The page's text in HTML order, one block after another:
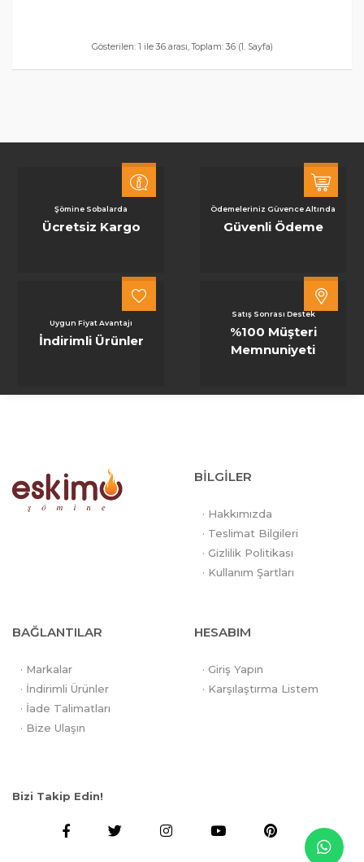
Gösterilen: 1 ile 36 arası, Toplam: 36 (1. Sayfa)
Şömine Sobalarda
Ücretsiz Kargo
Ödemeleriniz Güvence Altında
Güvenli Ödeme
Uygun Fiyat Avantajı
İndirimli Ürünler
Satış Sonrası Destek
%100 Müşteri
Memnuniyeti
BİLGİLER
· Hakkımızda
· Teslimat Bilgileri
· Gizlilik Politikası
· Kullanım Şartları
BAĞLANTILAR
· Markalar
· İndirimli Ürünler
· İade Talimatları
· Bize Ulaşın
HESABIM
· Giriş Yapın
· Karşılaştırma Listem
Bizi Takip Edin!